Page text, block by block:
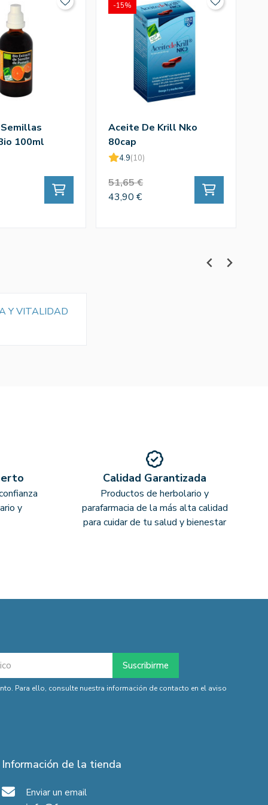
100ml
Aceite De Krill Nko
80cap
4.9(10)
51,65 €
43,90 €
-15%
Y VITALIDAD
y
Calidad Garantizada
Productos de herbolario y
parafarmacia de la más alta calidad
para cuidar de tu salud y bienestar
Para ello, consulte nuestra información de contacto en el aviso
Información de la tienda
Enviar un email